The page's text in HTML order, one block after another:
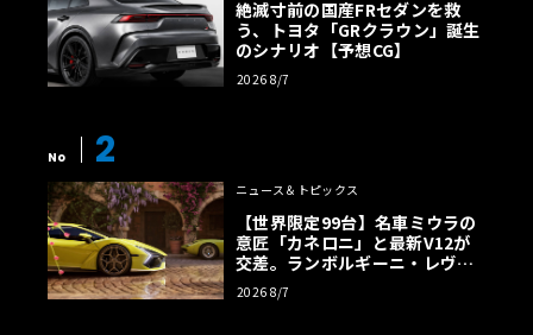
絶滅寸前の国産FRセダンを救
う、トヨタ「GRクラウン」誕生
のシナリオ【予想CG】
2026 8/7
No 2
ニュース＆トピックス
【世界限定99台】名車ミウラの
意匠「カネロニ」と最新V12が
交差。ランボルギーニ・レヴエ
ルトに60周年記念車が登場
2026 8/7